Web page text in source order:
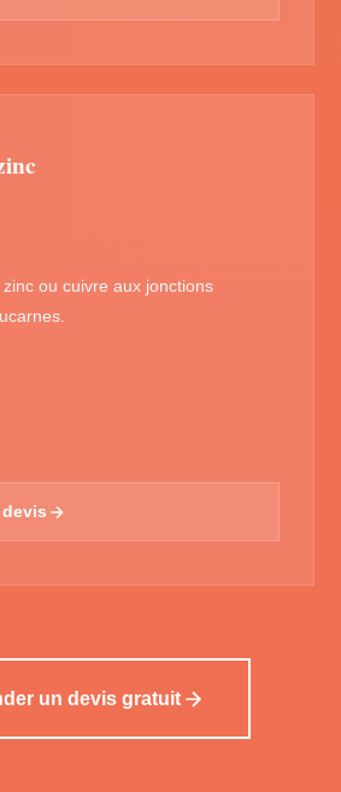
ou cuivre aux jonctions
devis
un devis gratuit